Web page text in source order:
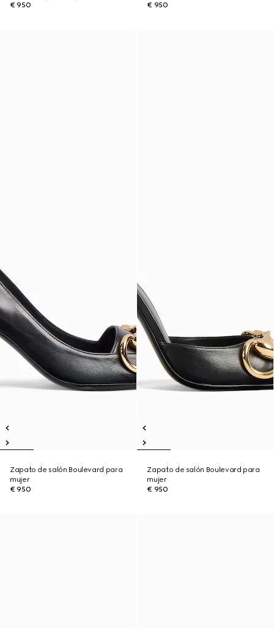
€ 950
€ 950
Zapato de salón Boulevard para
mujer
€ 950
Zapato de salón Boulevard para
mujer
€ 950